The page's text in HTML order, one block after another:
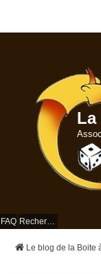
La
FAQ Rechercher
Le blog de la Boite